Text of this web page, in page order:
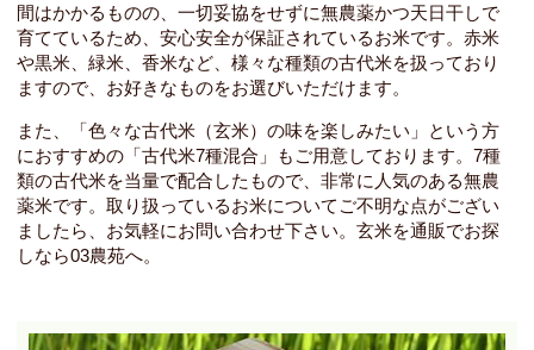
間はかかるものの、一切妥協をせずに無農薬かつ天日干しで
育てているため、安心安全が保証されているお米です。赤米
や黒米、緑米、香米など、様々な種類の古代米を扱っており
ますので、お好きなものをお選びいただけます。
また、「色々な古代米（玄米）の味を楽しみたい」という方
におすすめの「古代米7種混合」もご用意しております。7種
類の古代米を当量で配合したもので、非常に人気のある無農
薬米です。取り扱っているお米についてご不明な点がござい
ましたら、お気軽にお問い合わせ下さい。玄米を通販でお探
しなら03農苑へ。